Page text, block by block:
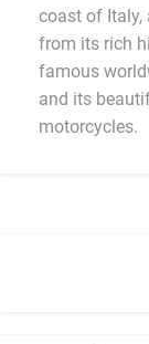
coast of Italy,
from its rich
famous
and its
motorcycles.